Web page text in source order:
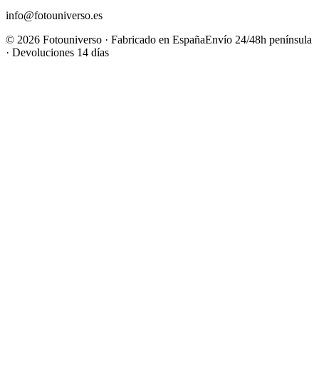
info@fotouniverso.es
© 2026 Fotouniverso · Fabricado en EspañaEnvío 24/48h península
· Devoluciones 14 días